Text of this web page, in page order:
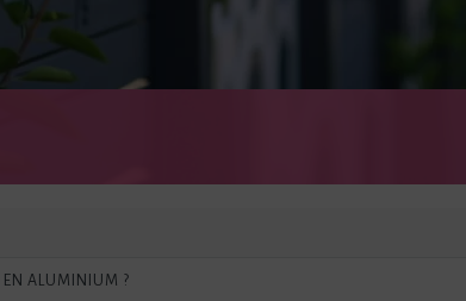
EN ALUMINIUM ?